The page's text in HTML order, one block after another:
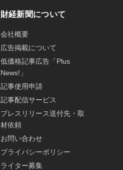
財経新聞について
会社概要
広告掲載について
低価格記事広告「Plus
News!」
記事使用申請
記事配信サービス
プレスリリース送付先・取
材依頼
お問い合わせ
プライバシーポリシー
ライター募集